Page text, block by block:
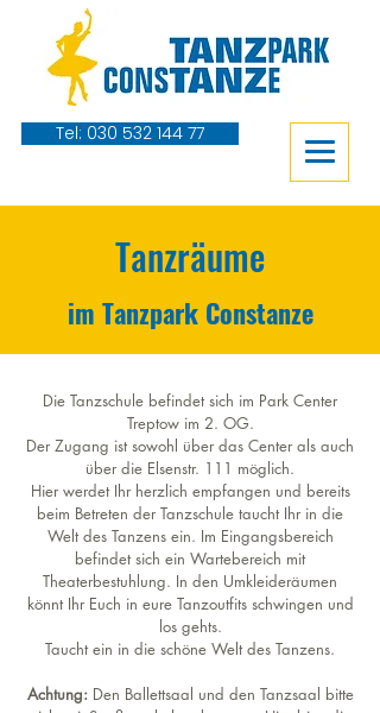
Tel: 030 532 144 77
Tanzräume
im Tanzpark Constanze
Die Tanzschule befindet sich im Park Center
Treptow im 2. OG.
Der Zugang ist sowohl über das Center als auch
über die Elsenstr. 111 möglich.
Hier werdet Ihr herzlich empfangen und bereits
beim Betreten der Tanzschule taucht Ihr in die
Welt des Tanzens ein. Im Eingangsbereich
befindet sich ein Wartebereich mit
Theaterbestuhlung. In den Umkleideräumen
könnt Ihr Euch in eure Tanzoutfits schwingen und
los gehts.
Taucht ein in die schöne Welt des Tanzens.
Achtung: Den Ballettsaal und den Tanzsaal bitte